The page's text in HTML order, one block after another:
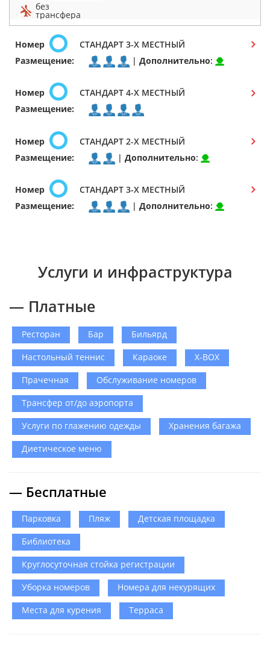
без
трансфера
Номер
СТАНДАРТ 3-Х МЕСТНЫЙ
Размещение:
| Дополнительно:
Номер
СТАНДАРТ 4-Х МЕСТНЫЙ
Размещение:
Номер
СТАНДАРТ 2-Х МЕСТНЫЙ
Размещение:
| Дополнительно:
Номер
СТАНДАРТ 3-Х МЕСТНЫЙ
Размещение:
| Дополнительно:
Услуги и инфраструктура
— Платные
Ресторан Бар
Бильярд
Настольный теннис
Караоке
X-BOX
Прачечная
Обслуживание номеров
Трансфер от/до аэропорта
Услуги по глажению одежды
Хранения багажа
Диетическое меню
— Бесплатные
Парковка Пляж
Детская площадка
Библиотека
Круглосуточная стойка регистрации
Уборка номеров
Номера для некурящих
Места для курения
Терраса